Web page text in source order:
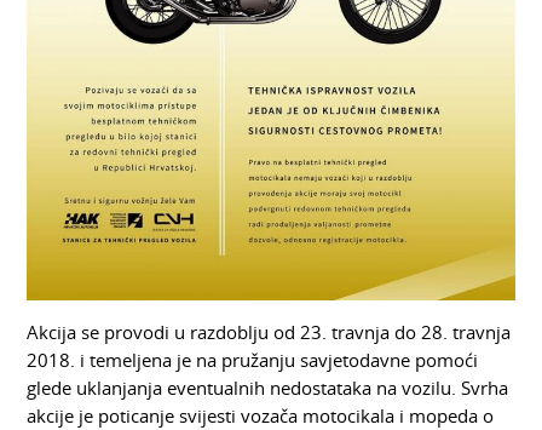
Akcija se provodi u razdoblju od 23. travnja do 28. travnja
2018. i temeljena je na pružanju savjetodavne pomoći
glede uklanjanja eventualnih nedostataka na vozilu. Svrha
akcije je poticanje svijesti vozača motocikala i mopeda o